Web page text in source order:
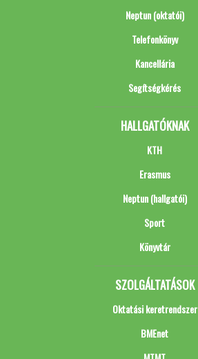
Neptun (oktatói)
Telefonkönyv
Kancellária
Segítségkérés
HALLGATÓKNAK
KTH
Erasmus
Neptun (hallgatói)
Sport
Könyvtár
SZOLGÁLTATÁSOK
Oktatási keretrendszer
BMEnet